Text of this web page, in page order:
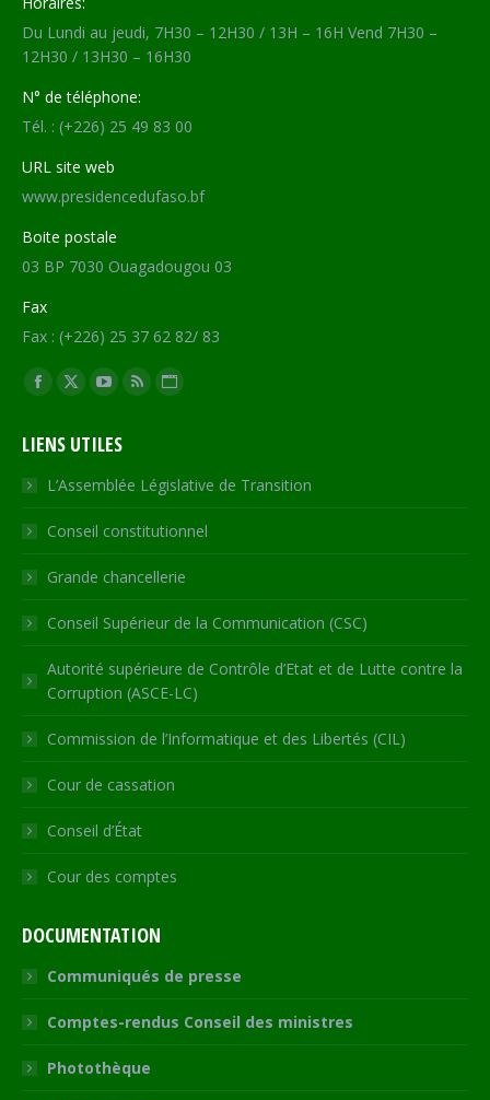
Du Lundi au jeudi, 7H30 – 12H30 / 13H – 16H Vend 7H30 –
12H30 / 13H30 – 16H30
N° de téléphone:
Tél. : (+226) 25 49 83 00
URL site web
www.presidencedufaso.bf
Boite postale
03 BP 7030 Ouagadougou 03
Fax
Fax : (+226) 25 37 62 82/ 83
Trouvez nous sur :
Facebook
opens
in
new
window
X
opens
in
new
window
YouTube
opens
in
new
window
RSS
in
new
window
Site
opens
in
new
LIENS UTILES
L’Assemblée Législative de Transition
Conseil constitutionnel
Grande chancellerie
Conseil Supérieur de la Communication (CSC)
Autorité supérieure de Contrôle d’Etat et de Lutte contre la
Corruption (ASCE-LC)
Commission de l’Informatique et des Libertés (CIL)
Cour de cassation
Conseil d’État
Cour des comptes
DOCUMENTATION
Communiqués de presse
Comptes-rendus Conseil des ministres
Photothèque